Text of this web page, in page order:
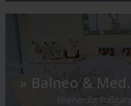
» Balneo &
Ebenerdig